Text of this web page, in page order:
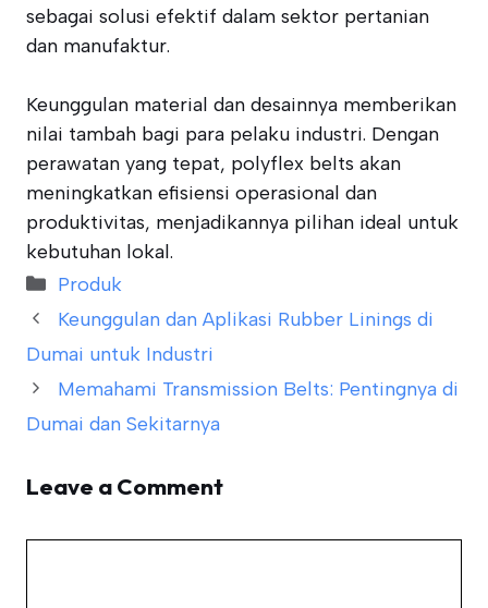
sebagai solusi efektif dalam sektor pertanian
dan manufaktur.
Keunggulan material dan desainnya memberikan
nilai tambah bagi para pelaku industri. Dengan
perawatan yang tepat, polyflex belts akan
meningkatkan efisiensi operasional dan
produktivitas, menjadikannya pilihan ideal untuk
kebutuhan lokal.
Categories
Produk
Keunggulan dan Aplikasi Rubber Linings di
Dumai untuk Industri
Memahami Transmission Belts: Pentingnya di
Dumai dan Sekitarnya
Leave a Comment